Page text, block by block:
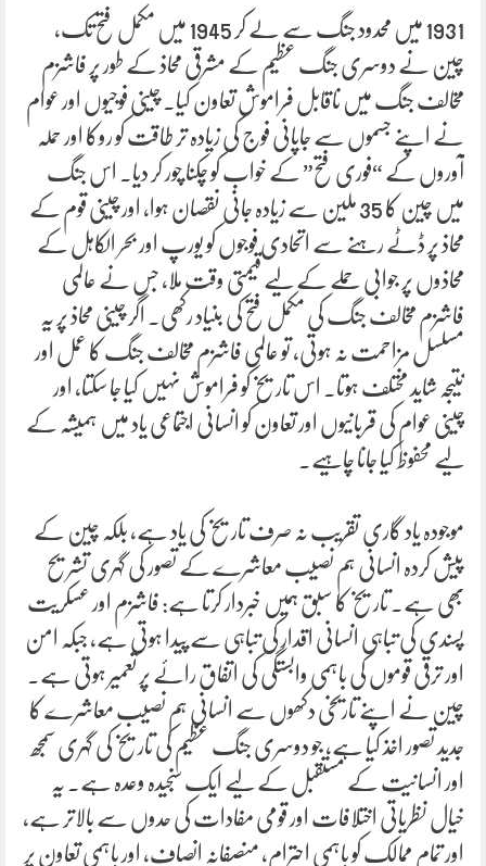
1931 میں محدود جنگ سے لے کر 1945 میں مکمل فتح تک،
چین نے دوسری جنگ عظیم کے مشرقی محاذ کے طور پر فاشزم
مخالف جنگ میں ناقابل فراموش تعاون کیا۔ چینی فوجیوں اور عوام
نے اپنے جسموں سے جاپانی فوج کی زیادہ تر طاقت کو روکا اور حملہ
آوروں کے “فوری فتح” کے خواب کو چکنا چور کر دیا۔ اس جنگ
میں چین کا 35 ملین سے زیادہ جانی نقصان ہوا، اور چینی قوم کے
محاذ پر ڈٹے رہنے سے اتحادی فوجوں کو یورپ اور بحر الکاہل کے
محاذوں پر جوابی حملے کے لیے قیمتی وقت ملا، جس نے عالمی
فاشزم مخالف جنگ کی مکمل فتح کی بنیاد رکھی۔ اگر چینی محاذ پر یہ
مسلسل مزاحمت نہ ہوتی، تو عالمی فاشزم مخالف جنگ کا عمل اور
نتیجہ شاید مختلف ہوتا۔ اس تاریخ کو فراموش نہیں کیا جا سکتا، اور
چینی عوام کی قربانیوں اور تعاون کو انسانی اجتماعی یاد میں ہمیشہ کے
لیے محفوظ کیا جانا چاہیے۔
موجودہ یاد گاری تقریب نہ صرف تاریخ کی یاد ہے، بلکہ چین کے
پیش کردہ انسانی ہم نصیب معاشرے کے تصور کی گہری تشریح
بھی ہے۔ تاریخ کا سبق ہمیں خبردار کرتا ہے: فاشزم اور عسکریت
پسندی کی تباہی انسانی اقدار کی تباہی سے پیدا ہوتی ہے، جبکہ امن
اور ترقی قوموں کی باہمی وابستگی کی اتفاق رائے پر تعمیر ہوتی ہے۔
چین نے اپنے تاریخی دکھوں سے انسانی ہم نصیب معاشرے کا
جدید تصور اخذ کیا ہے، جو دوسری جنگ عظیم کی تاریخ کی گہری سمجھ
اور انسانیت کے مستقبل کے لیے ایک سنجیدہ وعدہ ہے۔ یہ
خیال نظریاتی اختلافات اور قومی مفادات کی حدوں سے بالاتر ہے،
اور تمام ممالک کو باہمی احترام، منصفانہ انصاف، اور باہمی تعاون پر